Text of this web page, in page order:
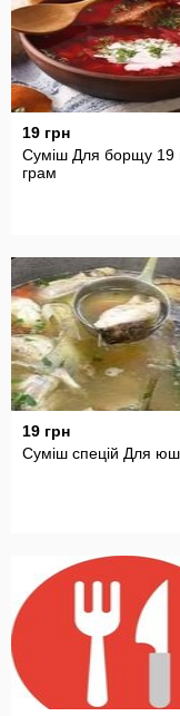
19 грн
Суміш Для борщу 19
грам
19 грн
Суміш спецій Для